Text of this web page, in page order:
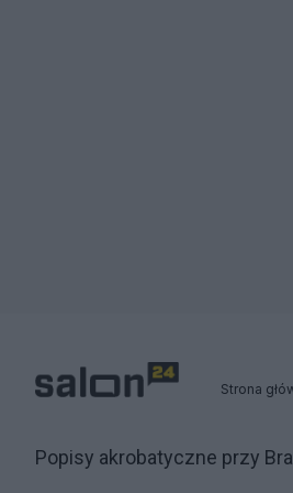
Strona
Popisy akrobatyczne przy